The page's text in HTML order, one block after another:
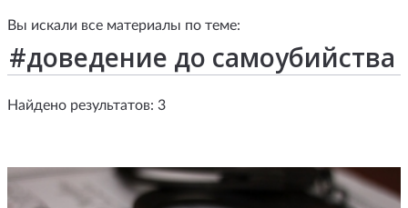
Вы искали все материалы по теме:
Найдено результатов: 3